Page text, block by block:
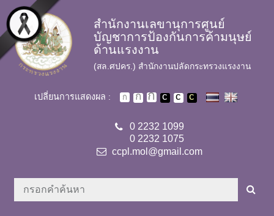
Skip to main content
สำนักงานเลขานุการศูนย์
บัญชาการป้องกันการค้ามนุษย์
ด้านแรงงาน
(สล.ศปคร.) สำนักงานปลัดกระทรวงแรงงาน
เปลี่ยนการแสดงผล :
0 2232 1099
0 2232 1075
ccpl.mol@gmail.com